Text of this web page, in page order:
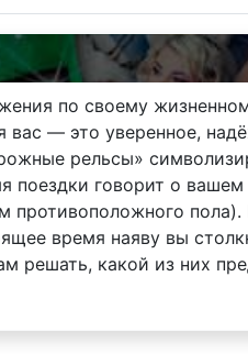
по своему
— это уверенное,
рельсы»
поездки говорит о
противоположного пола).
время наяву вы
решать, какой из них